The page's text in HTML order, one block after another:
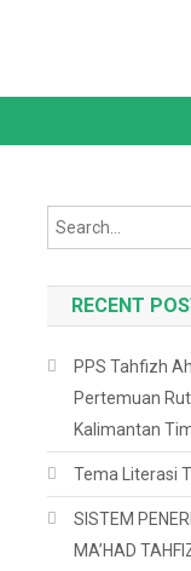
Search
RECENT
PPS Tahfizh
Pertemuan
Kalimantan
Tema Literasi
SISTEM
MA’HAD